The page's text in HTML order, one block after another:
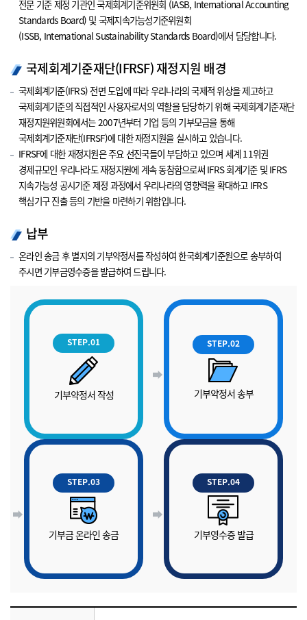
전문 기준 제정 기관인 국제회계기준위원회 (IASB, International Accounting
Standards Board) 및 국제지속가능성기준위원회
(ISSB, International Sustainability Standards Board)에서 담당합니다.
국제회계기준재단(IFRSF) 재정지원 배경
국제회계기준(IFRS) 전면 도입에 따라 우리나라의 국제적 위상을 제고하고
국제회계기준의 직접적인 사용자로서의 역할을 담당하기 위해 국제회계기준재단
재정지원위원회에서는 2007년부터 기업 등의 기부모금을 통해
국제회계기준재단(IFRSF)에 대한 재정지원을 실시하고 있습니다.
IFRSF에 대한 재정지원은 주요 선진국들이 부담하고 있으며 세계 11위권
경제규모인 우리나라도 재정지원에 계속 동참함으로써 IFRS 회계기준 및 IFRS
지속가능성 공시기준 제정 과정에서 우리나라의 영향력을 확대하고 IFRS
핵심기구 진출 등의 기반을 마련하기 위함입니다.
납부
온라인 송금 후 별지의 기부약정서를 작성하여 한국회계기준원으로 송부하여
주시면 기부금영수증을 발급하여 드립니다.
STEP.01
기부약정서 작성
STEP.02
기부약정서 송부
STEP.03
기부금 온라인 송금
STEP.04
기부영수증 발급